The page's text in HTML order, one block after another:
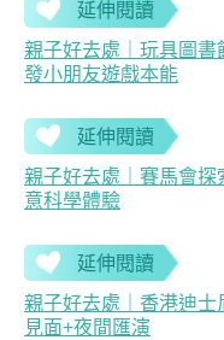
延伸閱讀
親子好去處｜玩具圖
發小朋友遊戲本能
延伸閱讀
親子好去處｜賽馬會
意科學體驗
延伸閱讀
親子好去處｜香港迪
見面+夜間匯演